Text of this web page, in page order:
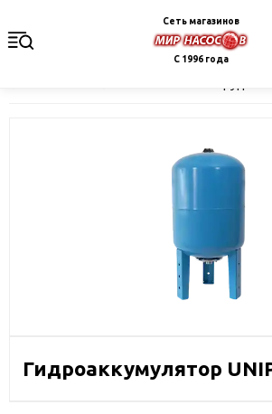
Сеть магазинов
С 1996 года
Гидроаккумулятор